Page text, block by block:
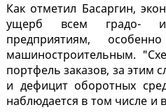
Как отметил Басаргин,
ущерб всем градо- и
предприятиям,
машиностроительным.
портфель заказов, за этим
и дефицит оборотных
наблюдается в том числе